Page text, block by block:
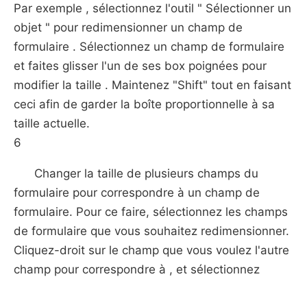
Par exemple , sélectionnez l'outil " Sélectionner un
objet " pour redimensionner un champ de
formulaire . Sélectionnez un champ de formulaire
et faites glisser l'un de ses box poignées pour
modifier la taille . Maintenez "Shift" tout en faisant
ceci afin de garder la boîte proportionnelle à sa
taille actuelle.
6
Changer la taille de plusieurs champs du
formulaire pour correspondre à un champ de
formulaire. Pour ce faire, sélectionnez les champs
de formulaire que vous souhaitez redimensionner.
Cliquez-droit sur le champ que vous voulez l'autre
champ pour correspondre à , et sélectionnez